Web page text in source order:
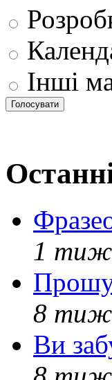
Інші
1
Прошу
8
Ви